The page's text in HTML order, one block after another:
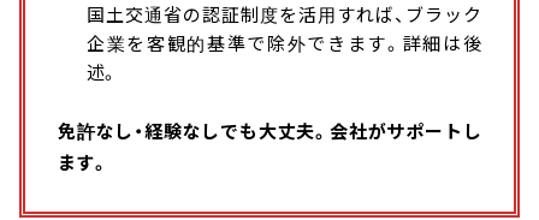
国土交通省の認証制度を活用すれば、ブラック
企業を客観的基準で除外できます。詳細は後
述。
免許なし・経験なしでも大丈夫。会社がサポートし
ます。